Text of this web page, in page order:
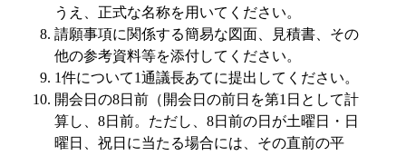
うえ、正式な名称を用いてください。
請願事項に関係する簡易な図面、見積書、その
他の参考資料等を添付してください。
1件について1通議長あてに提出してください。
開会日の8日前（開会日の前日を第1日として計
算し、8日前。ただし、8日前の日が土曜日・日
曜日、祝日に当たる場合には、その直前の平